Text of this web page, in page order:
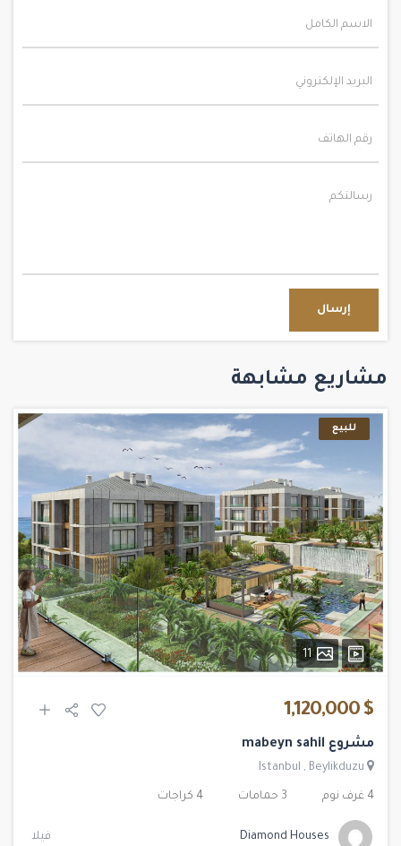
إرسال
مشاريع مشابهة
للبيع
11
$ 1,120,000
مشروع mabeyn sahil
Istanbul , Beylikduzu
4 غرف نوم 3 حمامات 4 كراجات
Diamond Houses فيلا